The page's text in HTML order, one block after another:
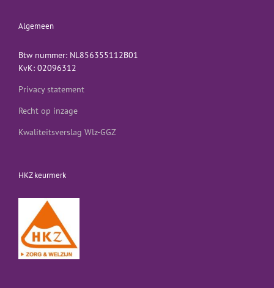
Algemeen
Btw nummer: NL856355112B01
KvK: 02096312
Privacy statement
Recht op inzage
Kwaliteitsverslag Wlz-GGZ
HKZ keurmerk